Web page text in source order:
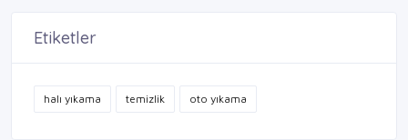
Etiketler
halı yıkama temizlik oto yıkama